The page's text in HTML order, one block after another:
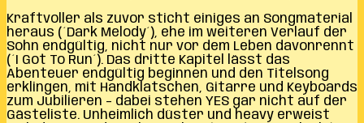
Kraftvoller als zuvor sticht einiges an Songmaterial
heraus (´Dark Melody´), ehe im weiteren Verlauf der
Sohn endgültig, nicht nur vor dem Leben davonrennt
(´I Got To Run´). Das dritte Kapitel lässt das
Abenteuer endgültig beginnen und den Titelsong
erklingen, mit Handklatschen, Gitarre und Keyboards
zum Jubilieren – dabei stehen YES gar nicht auf der
Gästeliste. Unheimlich düster und heavy erweist